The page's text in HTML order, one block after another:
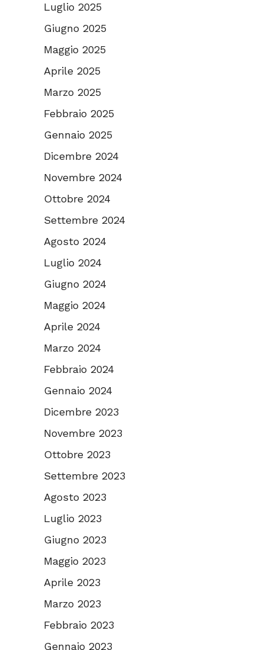
Luglio 2025
Giugno 2025
Maggio 2025
Aprile 2025
Marzo 2025
Febbraio 2025
Gennaio 2025
Dicembre 2024
Novembre 2024
Ottobre 2024
Settembre 2024
Agosto 2024
Luglio 2024
Giugno 2024
Maggio 2024
Aprile 2024
Marzo 2024
Febbraio 2024
Gennaio 2024
Dicembre 2023
Novembre 2023
Ottobre 2023
Settembre 2023
Agosto 2023
Luglio 2023
Giugno 2023
Maggio 2023
Aprile 2023
Marzo 2023
Febbraio 2023
Gennaio 2023